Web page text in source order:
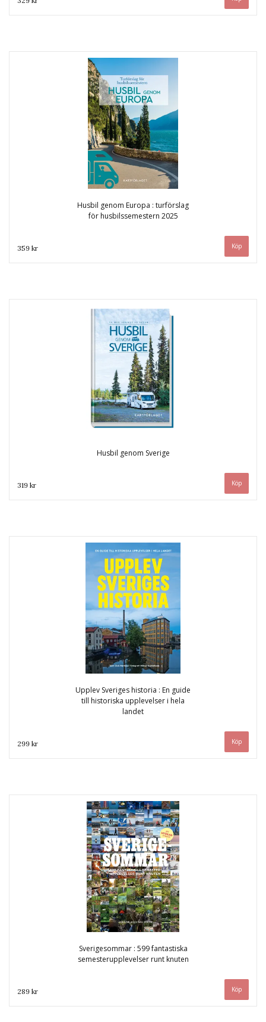
Husbil genom Europa : turförslag
för husbilssemestern 2025
359 kr
Husbil genom Sverige
319 kr
Upplev Sveriges historia : En guide
till historiska upplevelser i hela
landet
299 kr
Sverigesommar : 599 fantastiska
semesterupplevelser runt knuten
289 kr